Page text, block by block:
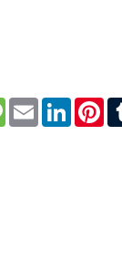
Message Email LinkedIn